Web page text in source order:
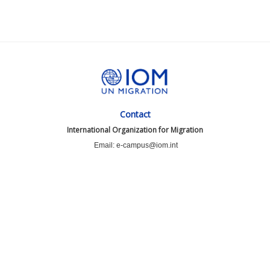
Contact
International Organization for Migration
Email: e-campus@iom.int